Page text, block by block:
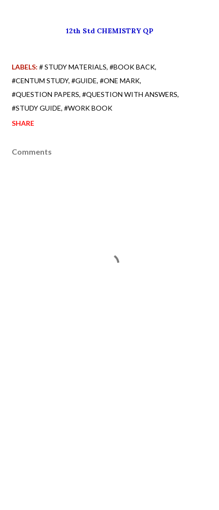
12th Std CHEMISTRY QP
LABELS: # STUDY MATERIALS #BOOK BACK
#CENTUM STUDY #GUIDE #ONE MARK
#QUESTION PAPERS #QUESTION WITH ANSWERS
#STUDY GUIDE #WORK BOOK
SHARE
Comments